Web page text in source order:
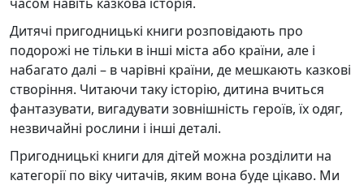
Дитячі пригодницькі книги розповідають про
подорожі не тільки в інші міста або країни, але і
набагато далі – в чарівні країни, де мешкають казкові
створіння. Читаючи таку історію, дитина вчиться
фантазувати, вигадувати зовнішність героїв, їх одяг,
незвичайні рослини і інші деталі.
Пригодницькі книги для дітей можна розділити на
категорії по віку читачів, яким вона буде цікаво. Ми